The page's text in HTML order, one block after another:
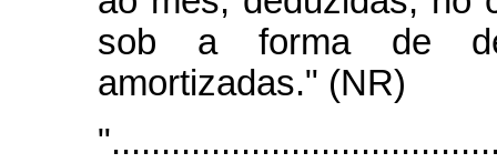
sob a forma de
amortizadas." (NR)